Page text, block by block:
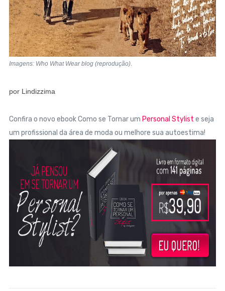
Imagens: Who What Wear blog (reprodução).
por Lindizzima
Confira o novo ebook Como se Tornar um Personal Stylist e seja
um profissional da área de moda ou melhore sua autoestima!